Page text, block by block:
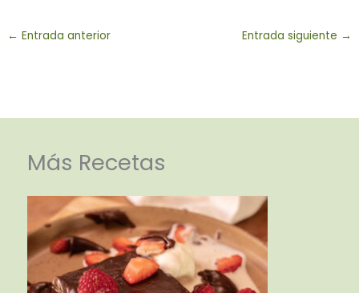
← Entrada anterior Entrada siguiente →
Más Recetas